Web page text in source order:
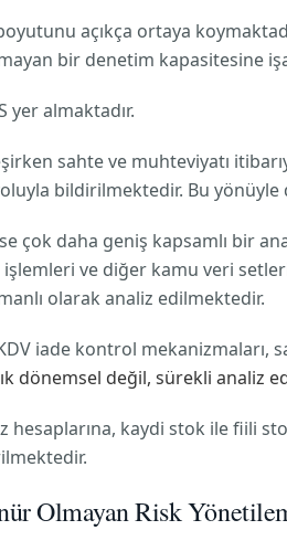
açıkça ortaya
bir denetim kapasitesine
yer almaktadır.
sahte ve muhteviyatı
bildirilmektedir. Bu yönüyle
çok daha geniş kapsamlı bir
ve diğer kamu veri setleri
olarak analiz edilmektedir.
iade kontrol
dönemsel değil, sürekli analiz
hesaplarına, kaydi stok ile
Olmayan Risk